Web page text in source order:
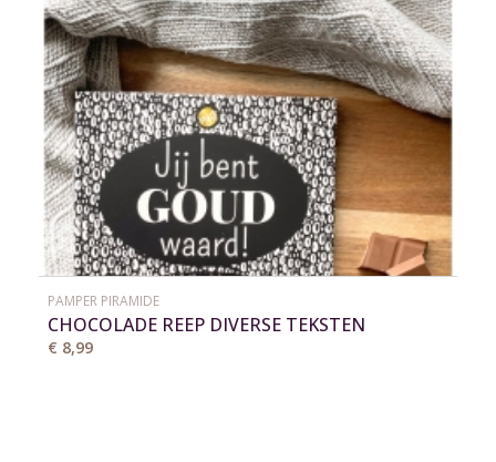
PAMPER PIRAMIDE
CHOCOLADE REEP DIVERSE TEKSTEN
€ 8,99